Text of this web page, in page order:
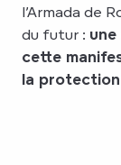
l’Armada de
du futur :
cette
la